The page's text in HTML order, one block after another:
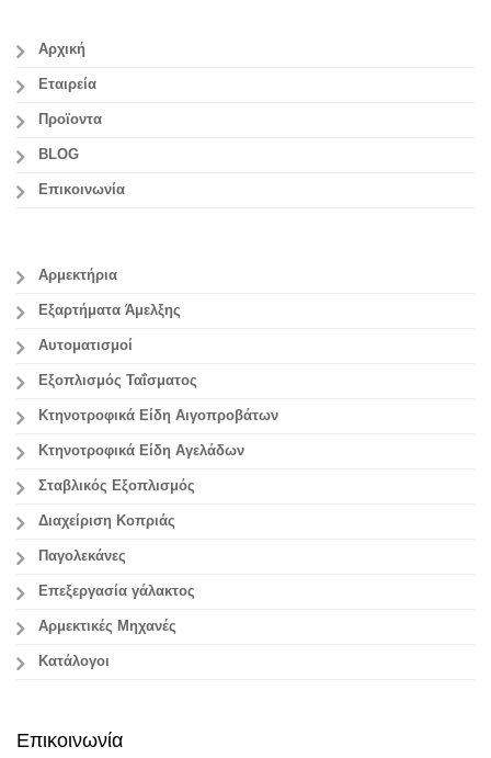
Αρχική
Εταιρεία
Προϊοντα
BLOG
Επικοινωνία
Αρμεκτήρια
Εξαρτήματα Άμελξης
Αυτοματισμοί
Εξοπλισμός Ταΐσματος
Κτηνοτροφικά Είδη Αιγοπροβάτων
Κτηνοτροφικά Είδη Αγελάδων
Σταβλικός Εξοπλισμός
Διαχείριση Κοπριάς
Παγολεκάνες
Επεξεργασία γάλακτος
Aρμεκτικές Μηχανές
Κατάλογοι
Επικοινωνία